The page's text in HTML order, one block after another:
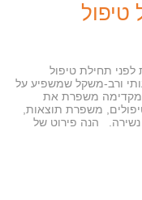
לפני תחילת טיפול
ורב-משקל שמשפיע על
מקדימה משפרת את
משפרת תוצאות,
הנה פירוט של